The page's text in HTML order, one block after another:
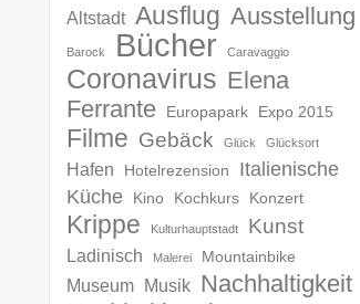
Altstadt Ausflug Ausstellung
Barock Bücher Caravaggio
Coronavirus Elena
Ferrante
Europapark Expo 2015
Filme Gebäck Glück Glücksort
Hafen Hotelrezension
Italienische
Küche
Kino Kochkurs Konzert
Krippe Kulturhauptstadt Kunst
Ladinisch Malerei Mountainbike
Museum Musik Nachhaltigkeit